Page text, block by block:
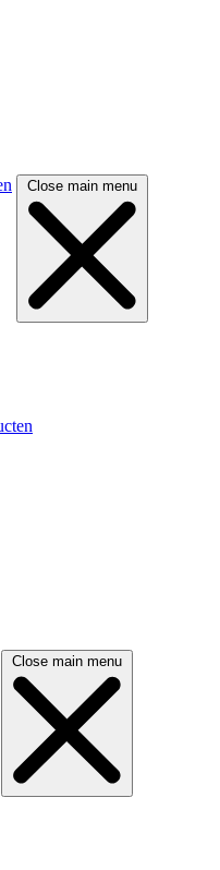
Close main menu
Close main menu